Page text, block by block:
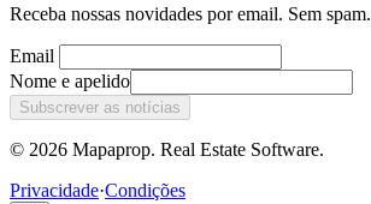
Receba nossas novidades por email. Sem spam.
Email
Nome e apelido
Subscrever as notícias
© 2026 Mapaprop. Real Estate Software.
Privacidade·Condições